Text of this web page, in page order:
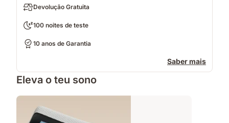
Devolução Gratuita
100 noites de teste
10 anos de Garantia
Saber mais
Eleva o teu sono